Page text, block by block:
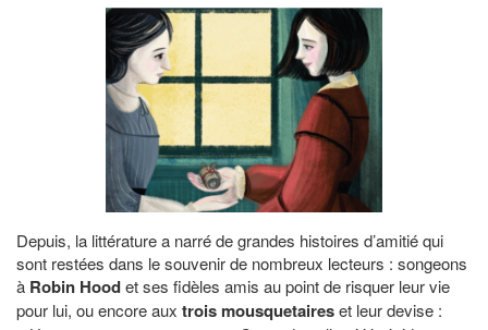
Depuis, la littérature a narré de grandes histoires d’amitié qui
sont restées dans le souvenir de nombreux lecteurs : songeons
à Robin Hoodet ses fidèles amis au point de risquer leur vie
pour lui, ou encore aux trois mousquetaireset leur devise :